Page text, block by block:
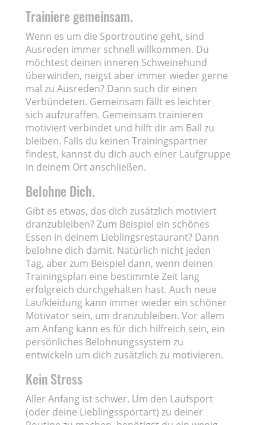
Trainiere gemeinsam.
Wenn es um die Sportroutine geht, sind
Ausreden immer schnell willkommen. Du
möchtest deinen inneren Schweinehund
überwinden, neigst aber immer wieder gerne
mal zu Ausreden? Dann such dir einen
Verbündeten. Gemeinsam fällt es leichter
sich aufzuraffen. Gemeinsam trainieren
motiviert verbindet und hilft dir am Ball zu
bleiben. Falls du keinen Trainingspartner
findest, kannst du dich auch einer Laufgruppe
in deinem Ort anschließen.
Belohne Dich.
Gibt es etwas, das dich zusätzlich motiviert
dranzubleiben? Zum Beispiel ein schönes
Essen in deinem Lieblingsrestaurant? Dann
belohne dich damit. Natürlich nicht jeden
Tag, aber zum Beispiel dann, wenn deinen
Trainingsplan eine bestimmte Zeit lang
erfolgreich durchgehalten hast. Auch neue
Laufkleidung kann immer wieder ein schöner
Motivator sein, um dranzubleiben. Vor allem
am Anfang kann es für dich hilfreich sein, ein
persönliches Belohnungssystem zu
entwickeln um dich zusätzlich zu motivieren.
Kein Stress
Aller Anfang ist schwer. Um den Laufsport
(oder deine Lieblingssportart) zu deiner